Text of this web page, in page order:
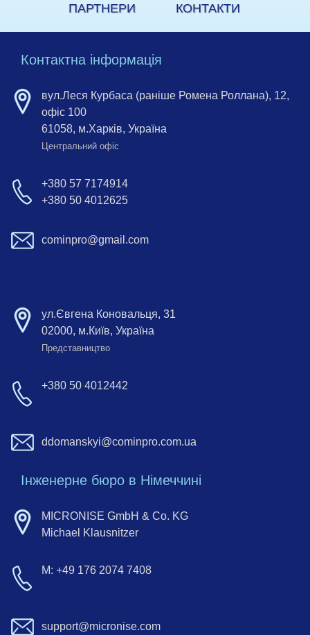
ПАРТНЕРИ КОНТАКТИ
Контактна інформація
вул.Леся Курбаса (раніше Ромена Роллана), 12,
офіс 100
61058, м.Харків, Україна
Центральний офіс
+380 57 7174914
+380 50 4012625
cominpro@gmail.com
ул.Євгена Коновальця, 31
02000, м.Київ, Україна
Представництво
+380 50 4012442
ddomanskyi@cominpro.com.ua
Інженерне бюро в Німеччині
MICRONISE GmbH & Co. KG
Michael Klausnitzer
M: +49 176 2074 7408
support@micronise.com